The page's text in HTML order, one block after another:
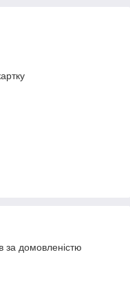
за домовленістю